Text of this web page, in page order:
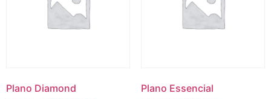
Plano Diamond Plano Essencial